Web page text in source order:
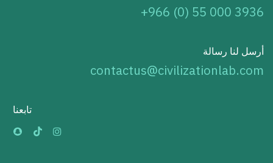
+966 (0) 55 000 3936
أرسل لنا رسالة
contactus@civilizationlab.com
تابعنا